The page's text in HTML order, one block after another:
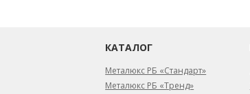
КАТАЛОГ
Металюкс РБ «Стандарт»
Металюкс РБ «Тренд»